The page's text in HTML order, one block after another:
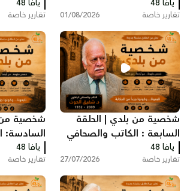
الطبيب الذي رفض مغادرة
يافا عام 1948
يافا 48
تقارير خاصة 01/08/2026
الدجاني..
في فلسطين
يافا 48
تقارير خاصة
شخصية من بلدي | الحلقة
السابعة : الكاتب والصحافي
اليافاوي شفيق الحوت
يافا 48
تقارير خاصة 27/07/2026
شخصية من
السادسة:
هشام شرابي
يافا 48
تقارير خاصة